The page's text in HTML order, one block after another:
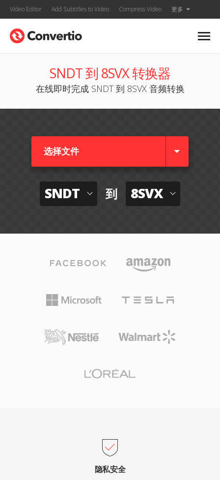
Video Editor Add Subtitles to Video Compress Video 更多
SNDT 到 8SVX 转换器
在线即时完成 SNDT 到 8SVX 音频转换
选择文件
SNDT 到 8SVX
隐私安全